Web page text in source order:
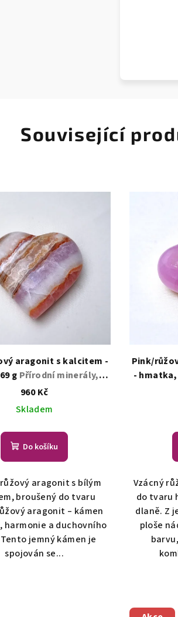
Související
aragonit s kalcitem -
g Přírodní minerály,
krystaly
960 Kč
Skladem
Do košíku
aragonit s bílým
broušený do tvaru
aragonit – kámen
harmonie a duchovního
jemný kámen je
spojován se...
Pink/
- hmatka,
Vzácný
do tvaru
dlaně. Z
ploše